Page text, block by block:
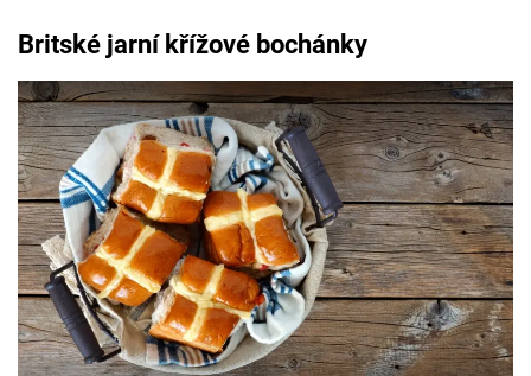
Britské jarní křížové bochánky